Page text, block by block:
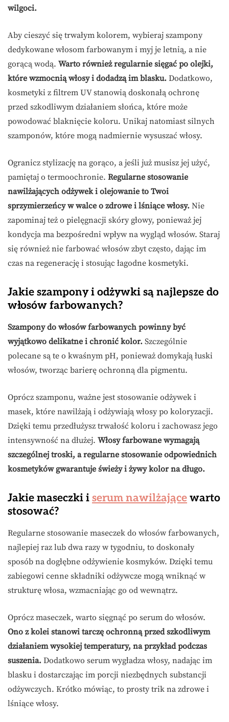
wilgoci.
Aby cieszyć się trwałym kolorem, wybieraj szampony
dedykowane włosom farbowanym i myj je letnią, a nie
gorącą wodą. Warto również regularnie sięgać po olejki,
które wzmocnią włosy i dodadzą im blasku. Dodatkowo,
kosmetyki z filtrem UV stanowią doskonałą ochronę
przed szkodliwym działaniem słońca, które może
powodować blaknięcie koloru. Unikaj natomiast silnych
szamponów, które mogą nadmiernie wysuszać włosy.
Ogranicz stylizację na gorąco, a jeśli już musisz jej użyć,
pamiętaj o termoochronie. Regularne stosowanie
nawilżających odżywek i olejowanie to Twoi
sprzymierzeńcy w walce o zdrowe i lśniące włosy. Nie
zapominaj też o pielęgnacji skóry głowy, ponieważ jej
kondycja ma bezpośredni wpływ na wygląd włosów. Staraj
się również nie farbować włosów zbyt często, dając im
czas na regenerację i stosując łagodne kosmetyki.
Jakie szampony i odżywki są najlepsze do
włosów farbowanych?
Szampony do włosów farbowanych powinny być
wyjątkowo delikatne i chronić kolor. Szczególnie
polecane są te o kwaśnym pH, ponieważ domykają łuski
włosów, tworząc barierę ochronną dla pigmentu.
Oprócz szamponu, ważne jest stosowanie odżywek i
masek, które nawilżają i odżywiają włosy po koloryzacji.
Dzięki temu przedłużysz trwałość koloru i zachowasz jego
intensywność na dłużej. Włosy farbowane wymagają
szczególnej troski, a regularne stosowanie odpowiednich
kosmetyków gwarantuje świeży i żywy kolor na długo.
Jakie maseczki i serum nawilżające warto
stosować?
Regularne stosowanie maseczek do włosów farbowanych,
najlepiej raz lub dwa razy w tygodniu, to doskonały
sposób na dogłębne odżywienie kosmyków. Dzięki temu
zabiegowi cenne składniki odżywcze mogą wniknąć w
strukturę włosa, wzmacniając go od wewnątrz.
Oprócz maseczek, warto sięgnąć po serum do włosów.
Ono z kolei stanowi tarczę ochronną przed szkodliwym
działaniem wysokiej temperatury, na przykład podczas
suszenia. Dodatkowo serum wygładza włosy, nadając im
blasku i dostarczając im porcji niezbędnych substancji
odżywczych. Krótko mówiąc, to prosty trik na zdrowe i
lśniące włosy.